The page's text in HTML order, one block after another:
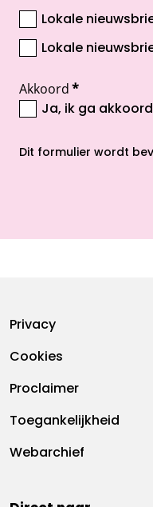
Lokale
Lokale
Akkoord*
Ja, ik ga
Dit formulier wordt
Footermenu
Privacy
Cookies
Proclaimer
Toegankelijkheid
Webarchief